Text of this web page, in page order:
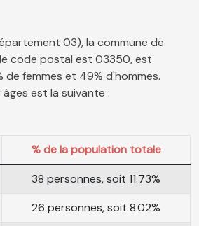
03), la commune de
code postal est 03350, est
de femmes et 49% d'hommes.
est la suivante :
% de la population totale
38 personnes, soit 11.73%
26 personnes, soit 8.02%